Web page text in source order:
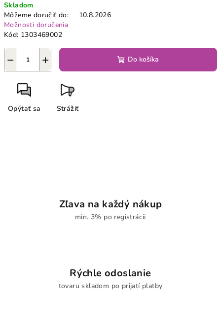
cena:
Skladom
Môžeme doručiť do:
10.8.2026
Možnosti doručenia
Kód: 1303469002
+
− Do košíka
Opýtať sa Strážiť
Zľava na každý nákup
min. 3% po registrácii
Rýchle odoslanie
tovaru skladom po prijatí platby